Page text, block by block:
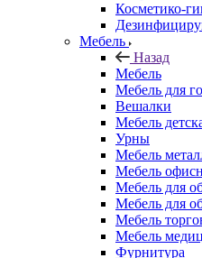
Косметико-
Мебель
Назад
Мебель
Мебель для
Вешалки
Мебель
Урны
Мебель
Мебель
Мебель для
Мебель для
Мебель
Мебель
Фурнитура